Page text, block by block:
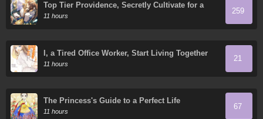
Top Tier Providence, Secretly Cultivate for a
Thousand Years
11 hours
259
I, a Tired Office Worker, Start Living Together
with a Beautiful Highschool Girl whom I Met
Again After 7 Years
11 hours
21
The Princess's Guide to a Perfect Life
11 hours
67